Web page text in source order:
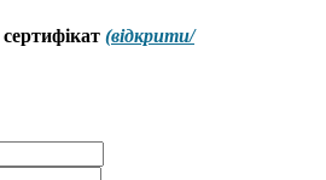
(відкрити/